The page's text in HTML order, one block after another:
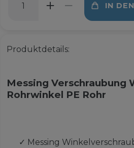
IN
Produktdetails:
Messing Verschraubung
Rohrwinkel PE Rohr
✓ Messing